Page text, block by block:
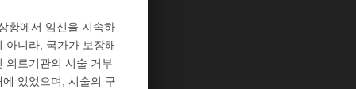
황에서 임신을 지속하
아니라, 국가가 보장해
의료기관의 시술 거부
있었으며, 시술의 구